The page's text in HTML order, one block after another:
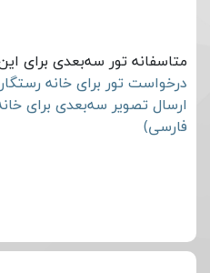
متاسفانه تور سه‌بعدی برای
درخواست تور برای خانه
ارسال تصویر سه‌بعدی برای
فارسی)